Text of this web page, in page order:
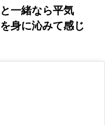
一緒なら平気
身に沁みて感じ